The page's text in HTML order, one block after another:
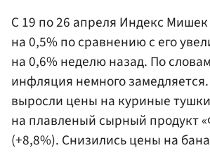
С 19 по 26 апреля Индекс
на 0,5% по сравнению с его
на 0,6% неделю назад. По
инфляция немного
выросли цены на куриные
на плавленый сырный продукт
(+8,8%). Снизились цены на